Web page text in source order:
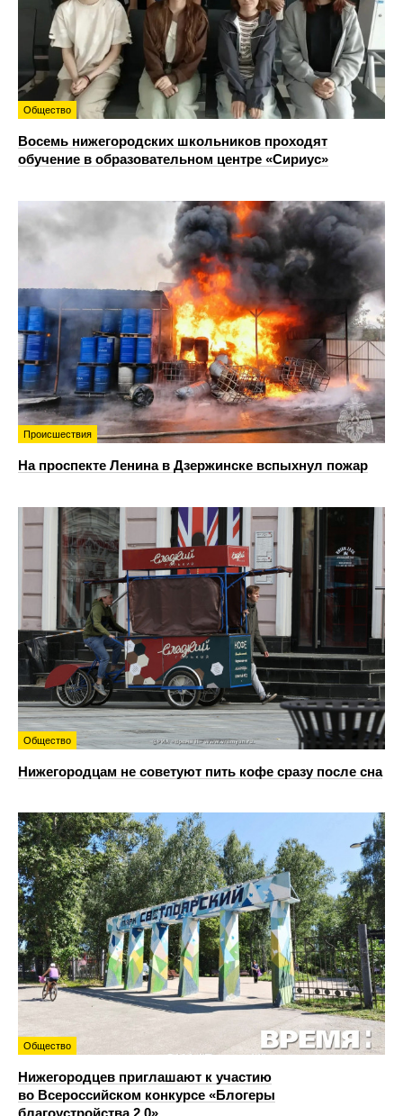
Общество
Восемь нижегородских школьников проходят
обучение в образовательном центре «Сириус»
Происшествия
На проспекте Ленина в Дзержинске вспыхнул пожар
Общество
Нижегородцам не советуют пить кофе сразу после сна
Общество
Нижегородцев приглашают к участию
во Всероссийском конкурсе «Блогеры